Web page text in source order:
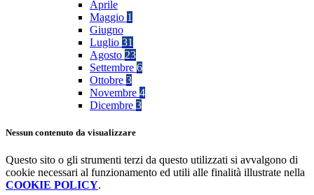
Aprile
Maggio 1
Giugno
Luglio 31
Agosto 23
Settembre 6
Ottobre 3
Novembre 4
Dicembre 3
Nessun contenuto da visualizzare
Questo sito o gli strumenti terzi da questo utilizzati si avvalgono di
cookie necessari al funzionamento ed utili alle finalità illustrate nella
COOKIE POLICY.